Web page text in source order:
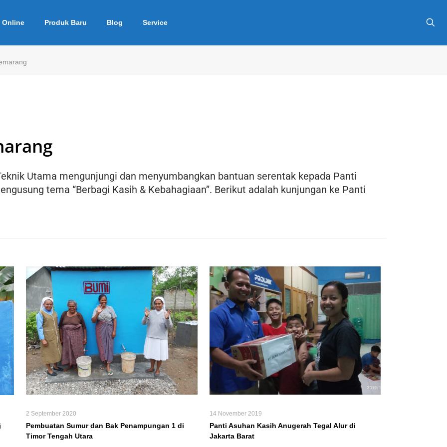
Online Produk Baru Blog Service
Utama mengunjungi dan menyumbangkan bantuan serentak kepada Panti
tema “Berbagi Kasih & Kebahagiaan”. Berikut adalah kunjungan ke Panti
2 September 2020
Pembuatan Sumur dan Bak Penampungan 1 di
Timor Tengah Utara
14 November 2019
Panti Asuhan Kasih Anugerah Tegal Alur di
Jakarta Barat